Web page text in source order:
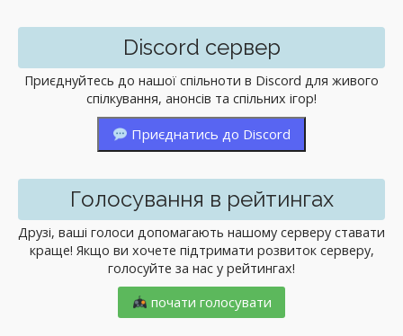
Discord сервер
Приєднуйтесь до нашої спільноти в Discord для живого
спілкування, анонсів та спільних ігор!
Приєднатись до Discord
Голосування в рейтингах
Друзі, ваші голоси допомагають нашому серверу ставати
краще! Якщо ви хочете підтримати розвиток серверу,
голосуйте за нас у рейтингах!
почати голосувати